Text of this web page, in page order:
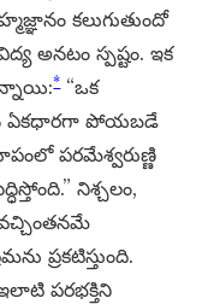
కలుగుతుందో
అనటం స్పష్టం. ఇక
*“ఒక
ఏకధారగా పోయబడే
పరమేశ్వరుణ్ణి
నిశ్చలం,
ప్రకటిస్తుంది.
పరభక్తిని